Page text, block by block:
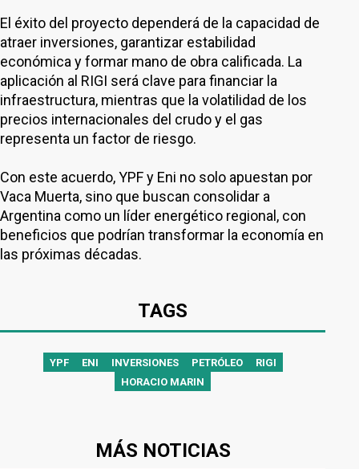
El éxito del proyecto dependerá de la capacidad de
atraer inversiones, garantizar estabilidad
económica y formar mano de obra calificada. La
aplicación al RIGI será clave para financiar la
infraestructura, mientras que la volatilidad de los
precios internacionales del crudo y el gas
representa un factor de riesgo.
Con este acuerdo, YPF y Eni no solo apuestan por
Vaca Muerta, sino que buscan consolidar a
Argentina como un líder energético regional, con
beneficios que podrían transformar la economía en
las próximas décadas.
TAGS
YPF ENI INVERSIONES PETRÓLEO
RIGI
HORACIO MARIN
MÁS NOTICIAS